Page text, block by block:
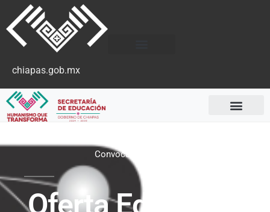
chiapas.gob.mx
Convocatorias 2025
Oferta Educativa